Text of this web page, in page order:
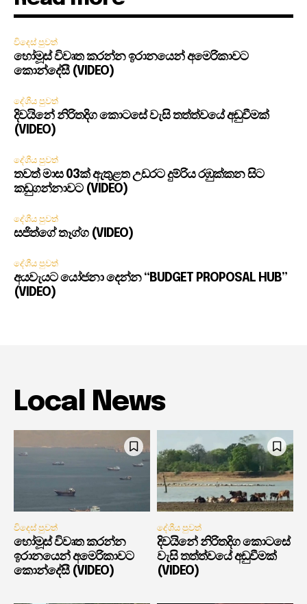
විදෙස් පුවත්
හෝමූස් විවෘත කරන්න ඉරානයෙන් අමෙරිකාවට
කොන්දේසී (VIDEO)
දේශීය පුවත්
දිවයිනේ නිරිතදිග කොටසේ වැසි තත්ත්වයේ අඩුවීමක්
(VIDEO)
දේශීය පුවත්
තවත් මාස 03ක් ඇතුළත උඩරට දුම්රිය රඹුක්කන සිට
කඩුගන්නාවට (VIDEO)
දේශීය පුවත්
සජිත්ගේ තෑග්ග (VIDEO)
දේශීය පුවත්
අයවැයට යෝජනා දෙන්න “BUDGET PROPOSAL HUB”
(VIDEO)
Local News
විදෙස් පුවත්
හෝමූස් විවෘත කරන්න
ඉරානයෙන් අමෙරිකාවට
කොන්දේසී (VIDEO)
දේශීය පුවත්
දිවයිනේ නිරිතදිග කොටසේ
වැසි තත්ත්වයේ අඩුවීමක්
(VIDEO)